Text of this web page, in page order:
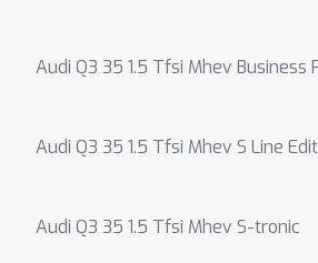
Audi Q3 35 1.5 Tfsi Mhev Business
Audi Q3 35 1.5 Tfsi Mhev S Line
Audi Q3 35 1.5 Tfsi Mhev S-tronic